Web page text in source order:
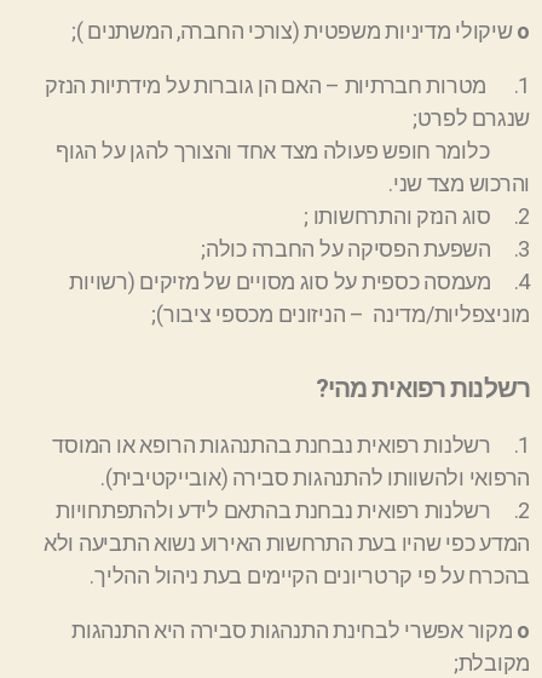
οשיקולי מדיניות משפטית (צורכי החברה, המשתנים );
1. מטרות חברתיות –האם הן גוברות על מידתיות הנזק
שנגרם לפרט;
כלומר חופש פעולה מצד אחד והצורך להגן על הגוף
והרכוש מצד שני.
2.
סוג הנזק והתרחשותו ;
3.
השפעת הפסיקה על החברה כולה;
4.
מעמסה כספית על סוגמסוייםשל מזיקים (רשויות
מוניצפליות/מדינה – הניזונים מכספי ציבור);
רשלנות רפואית מהי?
1. רשלנות רפואית נבחנת בהתנהגות הרופא או המוסד
הרפואי ולהשוותו להתנהגות סבירה (אובייקטיבית).
2. רשלנות
רפואית נבחנת בהתאם לידע ולהתפתחויות
המדע כפי שהיו בעת התרחשות האירוע נשוא התביעה ולא
בהכרח על פיקרטריוניםהקיימים בעת ניהול ההליך.
οמקור אפשרי לבחינת התנהגות סבירה היא התנהגות
מקובלת;